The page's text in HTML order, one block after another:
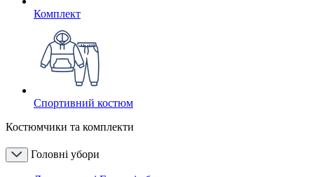
Комплект
Спортивний костюм
Костюмчики та комплекти
Головні убори